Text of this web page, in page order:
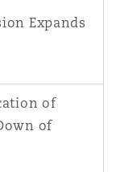
Expands
of
of